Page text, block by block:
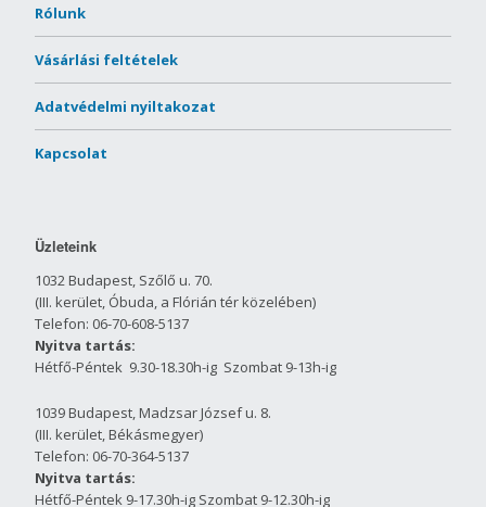
Rólunk
Vásárlási feltételek
Adatvédelmi nyiltakozat
Kapcsolat
Üzleteink
1032 Budapest, Szőlő u. 70.
(III. kerület, Óbuda, a Flórián tér közelében)
Telefon: 06-70-608-5137
Nyitva tartás:
Hétfő-Péntek 9.30-18.30h-ig Szombat 9-13h-ig
1039 Budapest, Madzsar József u. 8.
(III. kerület, Békásmegyer)
Telefon: 06-70-364-5137
Nyitva tartás:
Hétfő-Péntek 9-17.30h-ig Szombat 9-12.30h-ig